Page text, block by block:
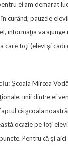
ei am demarat
curând, pauzele
informaţia va ajunge
care toţi (elevi şi
Şcoala Mircea
unii dintre ei
că şcoala
ocazie pe toţi
Pentru că şi